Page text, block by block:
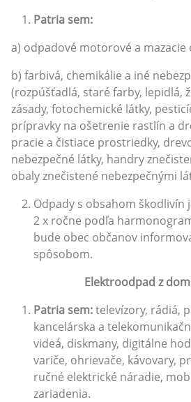
Patria sem:
a) odpadové motorové a mazacie
b) farbivá, chemikálie a iné
(rozpúšťadlá, staré farby, lepidlá,
zásady, fotochemické látky,
prípravky na ošetrenie rastlín a
pracie a čistiace prostriedky,
nebezpečné látky, handry
obaly znečistené nebezpečnými
Odpady s obsahom škodlivín
2 x ročne podľa
bude obec občanov
spôsobom.
Elektroodpad z
Patria sem:televízory, rádiá,
kancelárska a
videá, diskmany, digitálne
variče, ohrievače, kávovary,
ručné elektrické náradie,
zariadenia.